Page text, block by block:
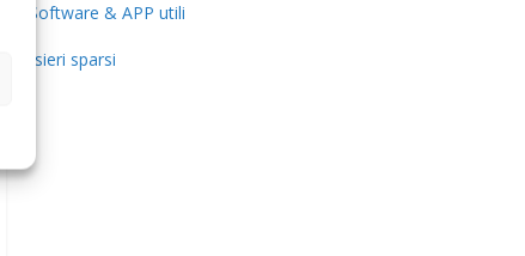
Software & APP utili
Pensieri sparsi